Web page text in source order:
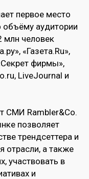
первое место
объёму аудитории
человек
«Газета.Ru»,
фирмы»,
LiveJournal и
СМИ Rambler&Co.
позволяет
трендсеттера и
отрасли, а также
участвовать в
и